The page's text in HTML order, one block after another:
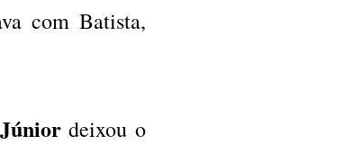
com Batista,
deixou o